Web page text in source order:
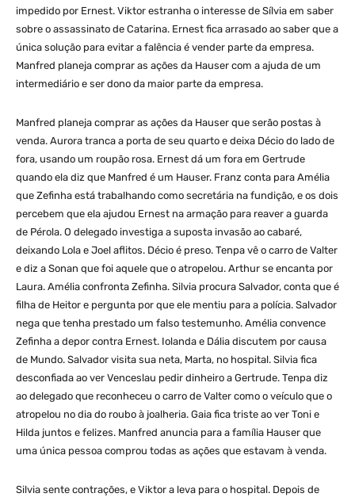
impedido por Ernest. Viktor estranha o interesse de Sílvia em saber
sobre o assassinato de Catarina. Ernest fica arrasado ao saber que a
única solução para evitar a falência é vender parte da empresa.
Manfred planeja comprar as ações da Hauser com a ajuda de um
intermediário e ser dono da maior parte da empresa.
Manfred planeja comprar as ações da Hauser que serão postas à
venda. Aurora tranca a porta de seu quarto e deixa Décio do lado de
fora, usando um roupão rosa. Ernest dá um fora em Gertrude
quando ela diz que Manfred é um Hauser. Franz conta para Amélia
que Zefinha está trabalhando como secretária na fundição, e os dois
percebem que ela ajudou Ernest na armação para reaver a guarda
de Pérola. O delegado investiga a suposta invasão ao cabaré,
deixando Lola e Joel aflitos. Décio é preso. Tenpa vê o carro de Valter
e diz a Sonan que foi aquele que o atropelou. Arthur se encanta por
Laura. Amélia confronta Zefinha. Silvia procura Salvador, conta que é
filha de Heitor e pergunta por que ele mentiu para a polícia. Salvador
nega que tenha prestado um falso testemunho. Amélia convence
Zefinha a depor contra Ernest. Iolanda e Dália discutem por causa
de Mundo. Salvador visita sua neta, Marta, no hospital. Silvia fica
desconfiada ao ver Venceslau pedir dinheiro a Gertrude. Tenpa diz
ao delegado que reconheceu o carro de Valter como o veículo que o
atropelou no dia do roubo à joalheria. Gaia fica triste ao ver Toni e
Hilda juntos e felizes. Manfred anuncia para a família Hauser que
uma única pessoa comprou todas as ações que estavam à venda.
Silvia sente contrações, e Viktor a leva para o hospital. Depois de